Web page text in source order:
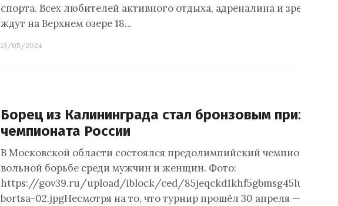
спорта. Всех любителей активного отдыха, адреналина и
ждут на Верхнем озере 18…
13/05/2024
Борец из Калининграда стал бронзовым призёром
чемпионата России
В Московской области состоялся предолимпийский чемпионат
вольной борьбе среди мужчин и женщин. Фото:
https://gov39.ru/upload/iblock/ced/
bortsa-02.jpgНесмотря на то, что турнир прошёл 30 апреля — 4…